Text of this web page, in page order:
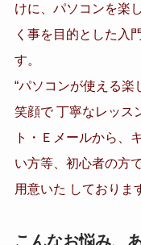
けに、パソコンを楽
く事を目的とした入
す。
“パソコンが使える楽
笑顔で 丁寧なレッス
ト・Ｅメールから、
い方等、初心者の方
用意いた しておりま
こんなお悩み、